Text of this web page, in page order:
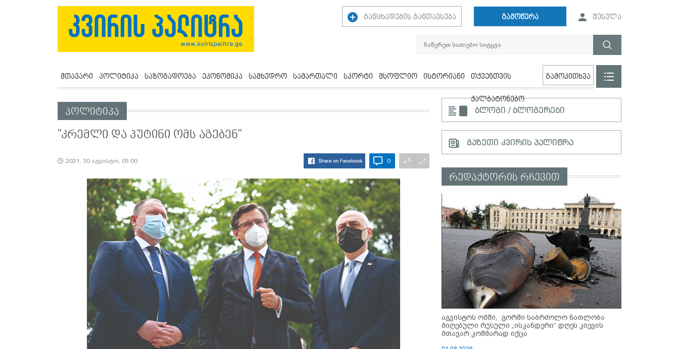
განცხადების განთავსება გამოწერა შესვლა
მთავარი პოლიტიკა საზოგადოება ეკონომიკა სამხედრო სამართალი სპორტი მსოფლიო ისტორიანი თქვენთვის
ქალბატონებო
გამოკითხვა
პოლიტიკა
"კრემლი და პუტინი ომს აგებენ"
2021, 30 აგვისტო, 05:00 0 +A −A
ბლოგი / ბლოგერები
გაზეთი კვირის პალიტრა
რედაქტორის რჩევით
აგვისტოს ომში, გორში საბრძოლო ნათლობა
მიღებული რუსული „ისკანდერი“ დღეს კიევის
მთავარ კოშმარად იქცა